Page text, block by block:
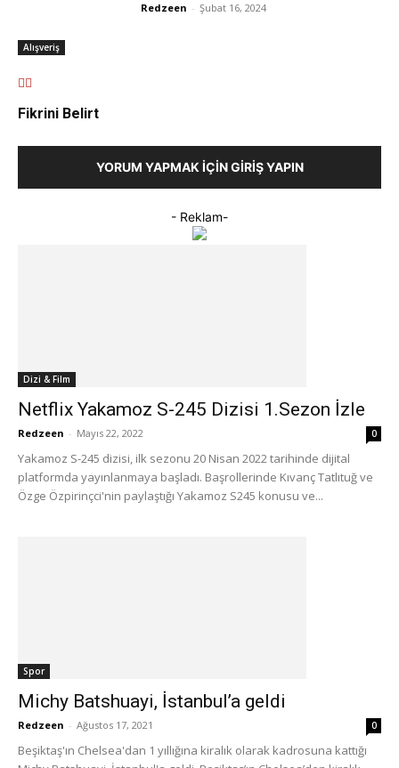
Alışveriş
Redzeen - Şubat 16, 2024
Fikrini Belirt
YORUM YAPMAK İÇIN GIRIŞ YAPIN
- Reklam-
Dizi & Film
Netflix Yakamoz S-245 Dizisi 1.Sezon İzle
Redzeen - Mayıs 22, 2022 0
Yakamoz S-245 dizisi, ilk sezonu 20 Nisan 2022 tarihinde dijital
platformda yayınlanmaya başladı. Başrollerinde Kıvanç Tatlıtuğ ve
Özge Özpirinçci'nin paylaştığı Yakamoz S245 konusu ve...
Spor
Michy Batshuayi, İstanbul’a geldi
Redzeen - Ağustos 17, 2021 0
Beşiktaş'ın Chelsea'dan 1 yıllığına kiralık olarak kadrosuna kattığı